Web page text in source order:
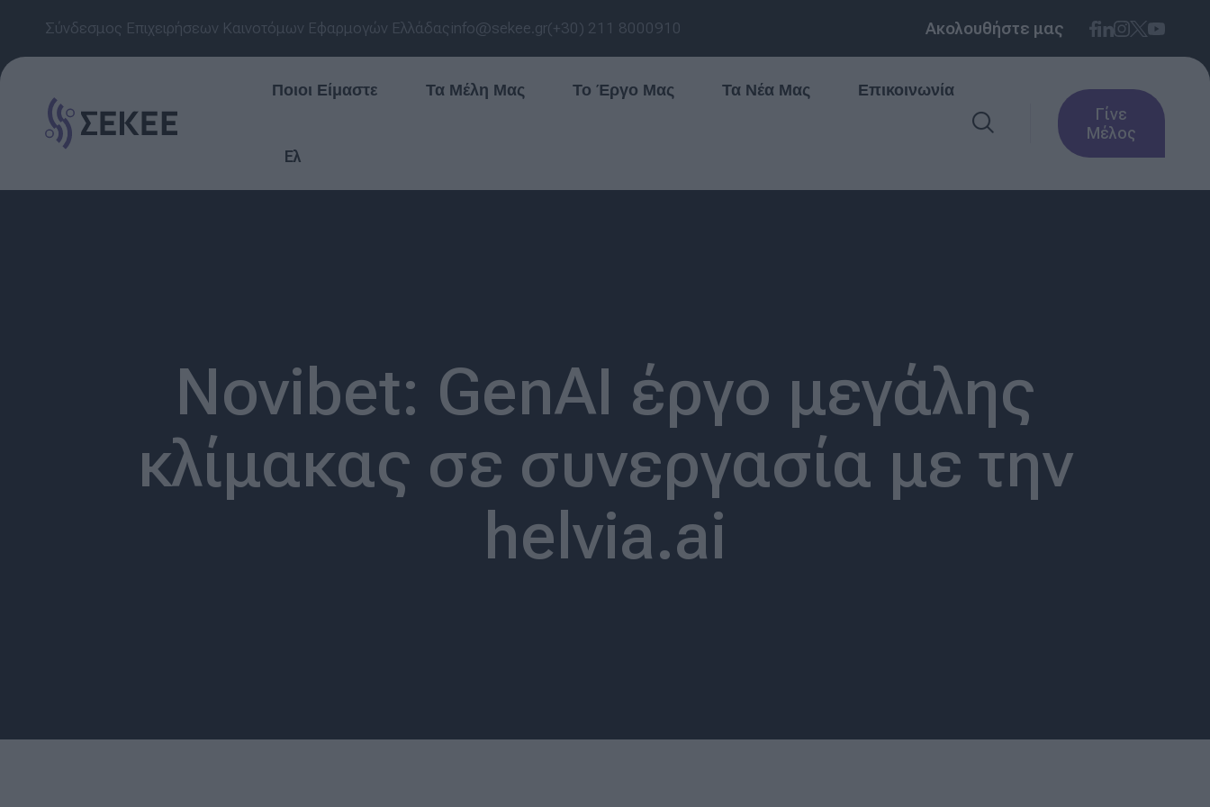
Σύνδεσμος Επιχειρήσεων Καινοτόμων Εφαρμογών Ελλάδαςinfo@sekee.gr(+30) 211 8000910 Ακολουθήστε μας
Ποιοι Είμαστε Τα Μέλη Μας Το Έργο Μας Τα Νέα Μας Επικοινωνία
Ελ
Γίνε
Μέλος
Novibet: GenAI έργο μεγάλης
κλίμακας σε συνεργασία με την
helvia.ai